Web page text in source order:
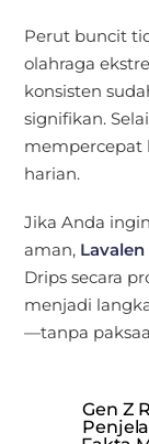
Perut buncit
olahraga
konsisten
signifikan.
mempercepat
harian.
Jika Anda
aman,
Drips secara
menjadi
—tanpa
Gen Z